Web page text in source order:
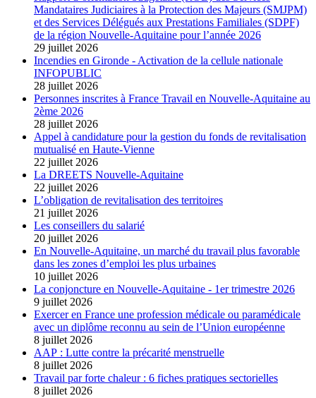
Mandataires Judiciaires à la Protection des Majeurs (SMJPM)
et des Services Délégués aux Prestations Familiales (SDPF)
de la région Nouvelle-Aquitaine pour l’année 2026
29 juillet 2026
Incendies en Gironde - Activation de la cellule nationale
INFOPUBLIC
28 juillet 2026
Personnes inscrites à France Travail en Nouvelle-Aquitaine au
2ème 2026
28 juillet 2026
Appel à candidature pour la gestion du fonds de revitalisation
mutualisé en Haute-Vienne
22 juillet 2026
La DREETS Nouvelle-Aquitaine
22 juillet 2026
L’obligation de revitalisation des territoires
21 juillet 2026
Les conseillers du salarié
20 juillet 2026
En Nouvelle-Aquitaine, un marché du travail plus favorable
dans les zones d’emploi les plus urbaines
10 juillet 2026
La conjoncture en Nouvelle-Aquitaine - 1er trimestre 2026
9 juillet 2026
Exercer en France une profession médicale ou paramédicale
avec un diplôme reconnu au sein de l’Union européenne
8 juillet 2026
AAP : Lutte contre la précarité menstruelle
8 juillet 2026
Travail par forte chaleur : 6 fiches pratiques sectorielles
8 juillet 2026